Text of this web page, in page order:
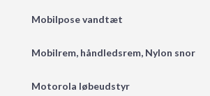
Mobilpose vandtæt
Mobilrem, håndledsrem, Nylon snor
Motorola løbeudstyr